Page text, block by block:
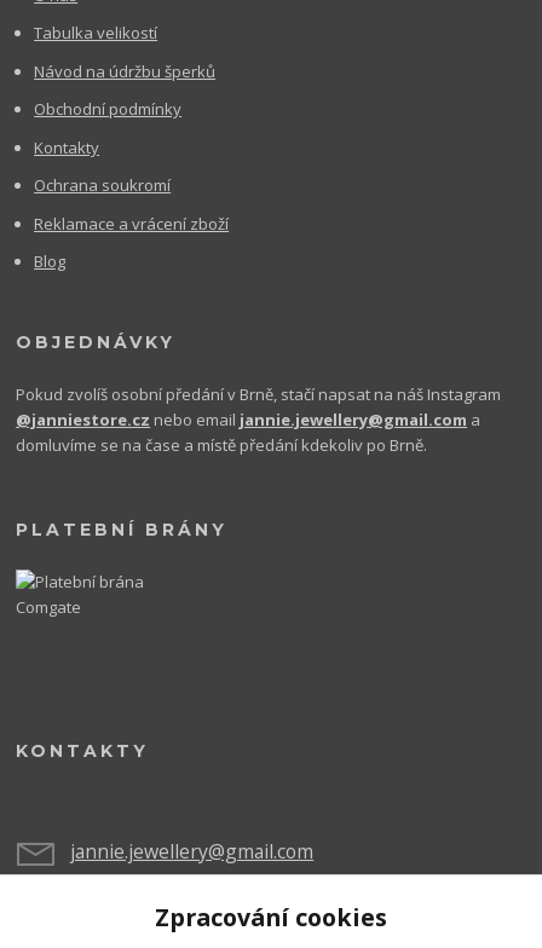
Tabulka velikostí
Návod na údržbu šperků
Obchodní podmínky
Kontakty
Ochrana soukromí
Reklamace a vrácení zboží
Blog
OBJEDNÁVKY
Pokud zvolíš osobní předání v Brně, stačí napsat na náš Instagram
@janniestore.cz nebo email jannie.jewellery@gmail.com a
domluvíme se na čase a místě předání kdekoliv po Brně.
PLATEBNÍ BRÁNY
KONTAKTY
jannie.jewellery@gmail.com
Zpracování cookies